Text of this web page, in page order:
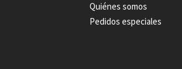
Quiénes somos
Pedidos especiales